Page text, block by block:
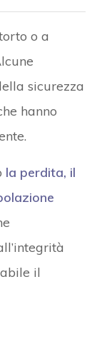
o a
sicurezza
hanno
la perdita, il
il